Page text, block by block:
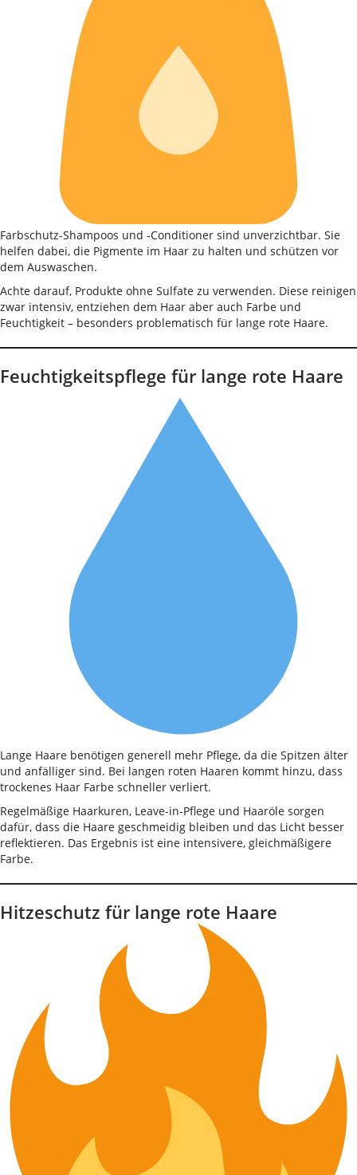
Farbschutz-Shampoos und -Conditioner sind unverzichtbar. Sie
helfen dabei, die Pigmente im Haar zu halten und schützen vor
dem Auswaschen.
Achte darauf, Produkte ohne Sulfate zu verwenden. Diese reinigen
zwar intensiv, entziehen dem Haar aber auch Farbe und
Feuchtigkeit – besonders problematisch für lange rote Haare.
Feuchtigkeitspflege für lange rote Haare
Lange Haare benötigen generell mehr Pflege, da die Spitzen älter
und anfälliger sind. Bei langen roten Haaren kommt hinzu, dass
trockenes Haar Farbe schneller verliert.
Regelmäßige Haarkuren, Leave-in-Pflege und Haaröle sorgen
dafür, dass die Haare geschmeidig bleiben und das Licht besser
reflektieren. Das Ergebnis ist eine intensivere, gleichmäßigere
Farbe.
Hitzeschutz für lange rote Haare